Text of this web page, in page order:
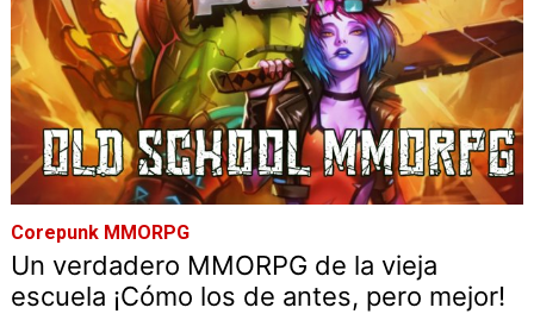
Corepunk MMORPG
Un verdadero MMORPG de la vieja
escuela ¡Cómo los de antes, pero mejor!